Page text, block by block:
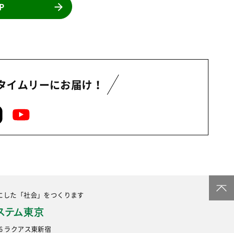
組合員活動
平和と国際連帯
くらし
2020年
イムリーにお届け！
した 「社会」をつくります
ラクアス東新宿